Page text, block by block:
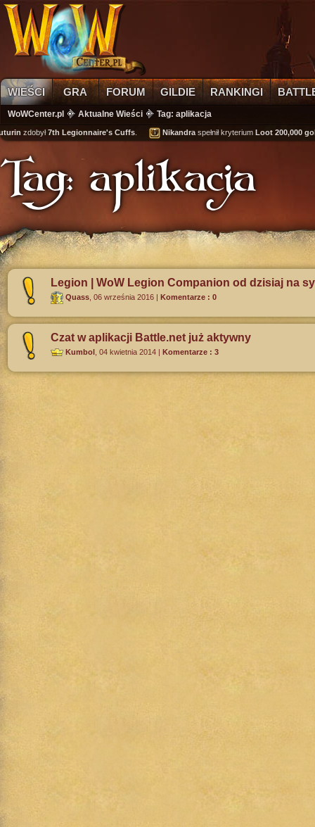
WIEŚCI GRA FORUM GILDIE RANKINGI
WoWCenter.pl Aktualne Wieści Tag: aplikacja
zdobył7th Legionnaire's Cuffs. Nikandraspełnił kryteriumLoot 200,000 gold
Tag: aplikacja
Legion | WoW Legion Companion od dzisiaj na
Quass 06 września 2016 | Komentarze : 0
Czat w aplikacji Battle.net już aktywny
Kumbol 04 kwietnia 2014 | Komentarze : 3